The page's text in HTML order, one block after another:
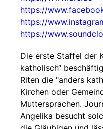
https://
https://
https://
Die erste Staffel der
katholisch“
Riten die "anders
Kirchen oder
Muttersprachen.
Angelika besucht